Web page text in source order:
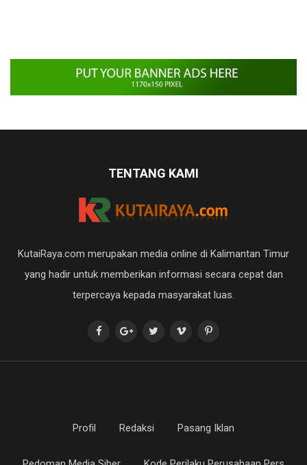
TENTANG KAMI
KutaiRaya.com merupakan media online di Kalimantan Timur
yang hadir untuk memberikan informasi secara cepat dan
terpercaya kepada masyarakat luas.
Profil Redaksi Pasang Iklan